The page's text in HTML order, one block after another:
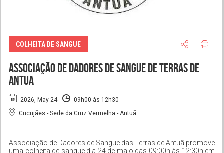
COLHEITA DE SANGUE
Associação de Dadores de Sangue de Terras de
Antua
2026, May 24
09h00 às 12h30
Cucujães - Sede da Cruz Vermelha - Antuã
Associação de Dadores de Sangue das Terras de Antuã promove
uma colheita de sangue dia 24 de maio das 09:00h às 12:30h em